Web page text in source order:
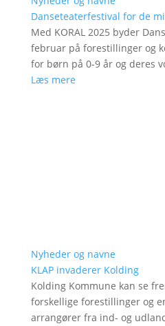
Danseteaterfestival for de
Med KORAL 2025 byder
februar på forestillinger og
for børn på 0-9 år og deres
Læs mere
Nyheder og navne
KLAP invaderer Kolding
Kolding Kommune kan se
forskellige forestillinger og
arrangører fra ind- og